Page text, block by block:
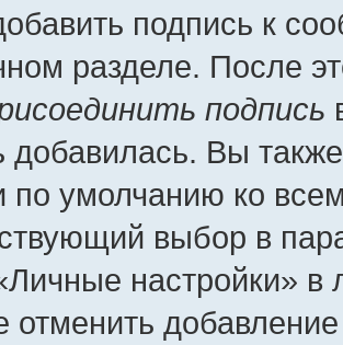
подпись к
разделе. После
подпись
добавилась. Вы
по умолчанию ко
выбор в
настройки»
отменить